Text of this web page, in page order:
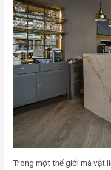
Trong một thế giới mà vật